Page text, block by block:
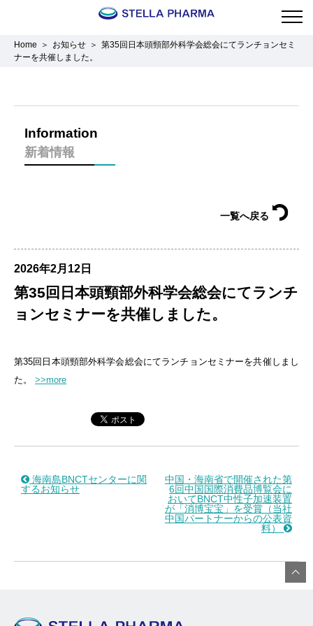
Home お知らせ
第35回日本頭頸部外科学会総会にてランチョンセミ
ナーを共催しました。
Information
新着情報
一覧へ戻る
2026年2月12日
第35回日本頭頸部外科学会総会にてランチ
ョンセミナーを共催しました。
第35回日本頭頸部外科学会総会にてランチョンセミナーを共催しまし
た。 >>more
海南島BNCTセンターに関
するお知らせ
中国・海南省で開催された第
6回中国国際消費品博覧会に
おいてBNCT中性子加速装置
が「消博宝宝」を受賞（当社
中国パートナーからの公表資
料）